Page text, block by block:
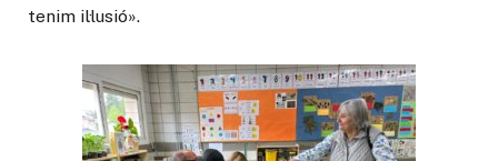
tenim il·lusió».